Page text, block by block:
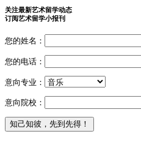
关注最新艺术留学动态
订阅艺术留学小报刊
您的姓名：
您的电话：
意向专业：
意向院校：